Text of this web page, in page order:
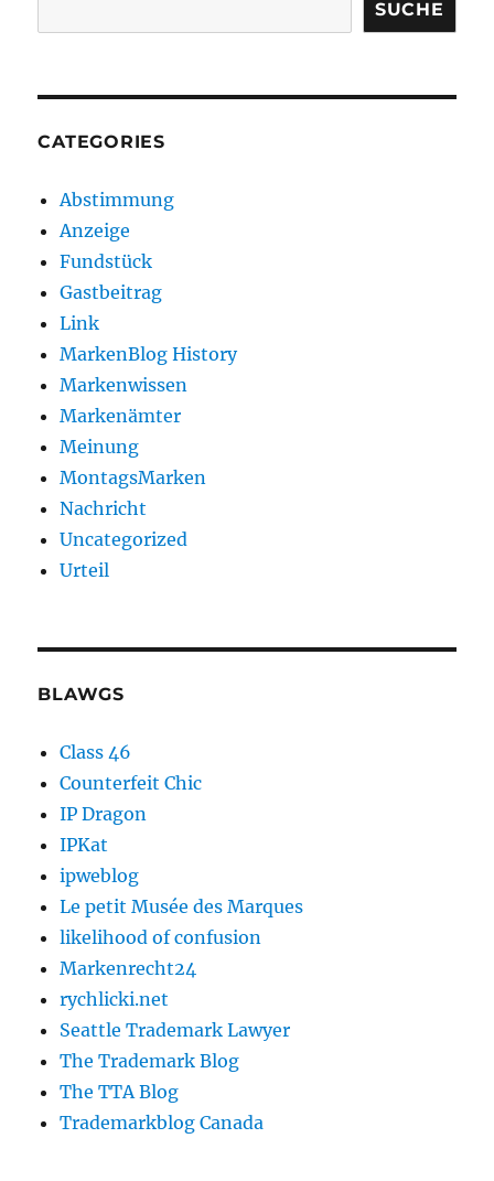
SUCHE
CATEGORIES
Abstimmung
Anzeige
Fundstück
Gastbeitrag
Link
MarkenBlog History
Markenwissen
Markenämter
Meinung
MontagsMarken
Nachricht
Uncategorized
Urteil
BLAWGS
Class 46
Counterfeit Chic
IP Dragon
IPKat
ipweblog
Le petit Musée des Marques
likelihood of confusion
Markenrecht24
rychlicki.net
Seattle Trademark Lawyer
The Trademark Blog
The TTA Blog
Trademarkblog Canada